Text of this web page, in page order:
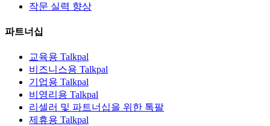
작문 실력 향상
파트너십
교육용 Talkpal
비즈니스용 Talkpal
기업용 Talkpal
비영리용 Talkpal
리셀러 및 파트너십을 위한 톡팔
제휴용 Talkpal